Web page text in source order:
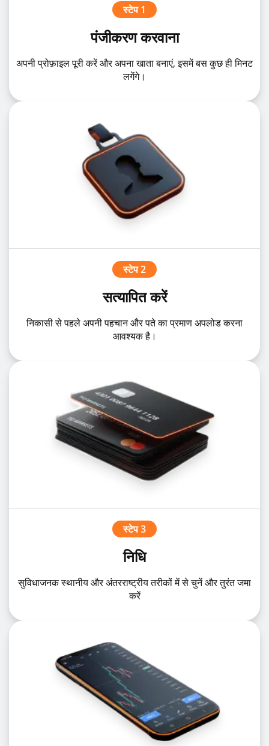
स्टेप 1
पंजीकरण करवाना
अपनी प्रोफ़ाइल पूरी करें और अपना खाता बनाएं, इसमें बस कुछ ही मिनट
लगेंगे।
स्टेप 2
सत्यापित करें
निकासी से पहले अपनी पहचान और पते का प्रमाण अपलोड करना
आवश्यक है।
स्टेप 3
निधि
सुविधाजनक स्थानीय और अंतरराष्ट्रीय तरीकों में से चुनें और तुरंत जमा
करें